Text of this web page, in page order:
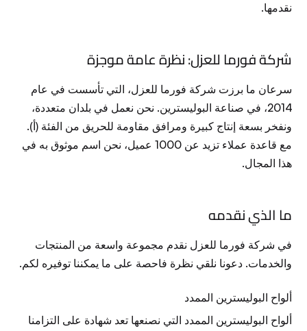
نقدمها.
شركة فورما للعزل: نظرة عامة موجزة
سرعان ما برزت شركة فورما للعزل، التي تأسست في عام
2014، في صناعة البوليسترين. نحن نعمل في بلدان متعددة،
ونفخر بسعة إنتاج كبيرة ومرافق مقاومة للحريق من الفئة (أ).
مع قاعدة عملاء تزيد عن 1000 عميل، نحن اسم موثوق به في
هذا المجال.
ما الذي نقدمه
في شركة فورما للعزل نقدم مجموعة واسعة من المنتجات
والخدمات. دعونا نلقي نظرة فاحصة على ما يمكننا توفيره لكم.
ألواح البوليسترين الممدد
ألواح البوليسترين الممدد التي نصنعها تعد شهادة على التزامنا